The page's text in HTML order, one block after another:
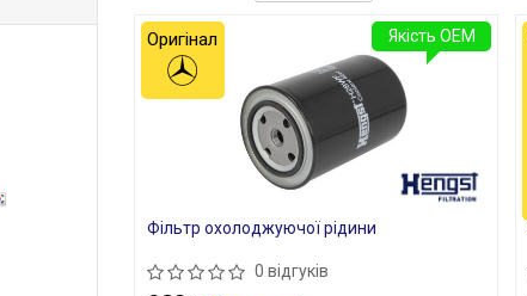
Фільтр охолоджуючої рідини
0 відгуків
Якість OEM
Оригінал